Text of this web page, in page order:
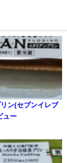
ン(セブンイレブ
ュー